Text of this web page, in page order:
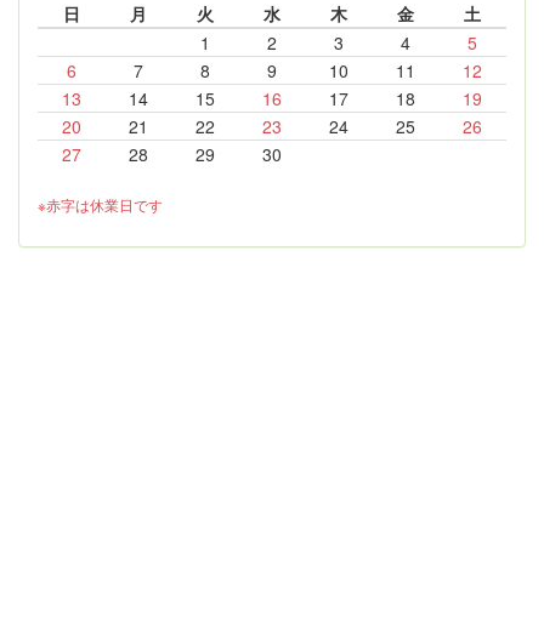
日
月 火 水 木 金
土
1
2 3 4
5
6
7 8 9 10 11
12
13
14 15 16 17 18
19
20
21 22 23 24 25
26
27
28 29 30
※赤字は休業日です